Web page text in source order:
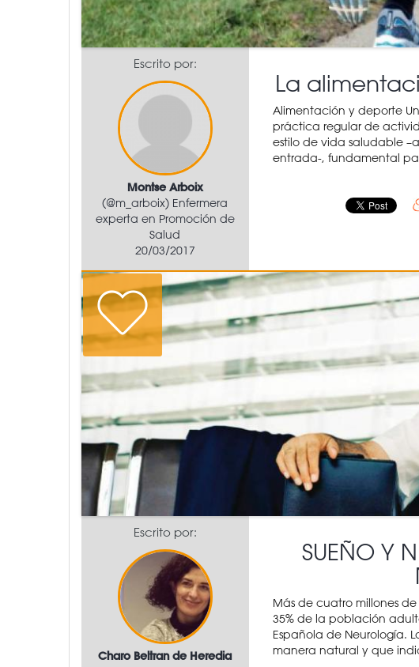
La
Escrito por:
Montse Arboix
(@m_arboix) Enfermera
experta en Promoción de
Salud
20/03/2017
Alimentación y deporte
práctica regular de
estilo de vida saludable
entrada-, fundamental
SUEÑO Y
Escrito por:
Charo Beltran de Heredia
Más de cuatro millones
35% de la población
Española de Neurología.
manera natural y que